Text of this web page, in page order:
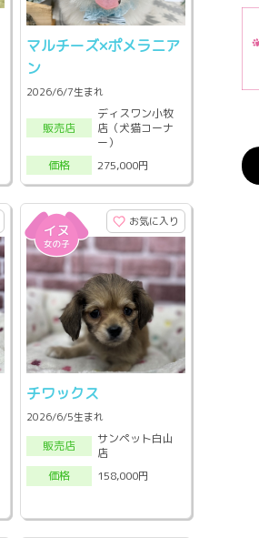
マルチーズ×ポメラニア
ン
2026/6/7生まれ
販売店
ディスワン小牧
店（犬猫コーナ
ー）
価格
275,000円
お気に入り
チワックス
2026/6/5生まれ
販売店
サンペット白山
店
価格
158,000円